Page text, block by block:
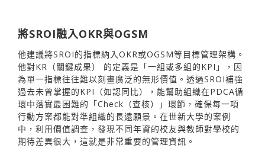
將SROI融入OKR與OGSM
他建議將SROI的指標納入OKR或OGSM等目標管理架構。
他對KR（關鍵成果） 的定義是「一組或多組的KPI」，因
為單一指標往往難以刻畫廣泛的無形價值。透過SROI補強
過去未曾掌握的KPI（如認同比），能幫助組織在PDCA循
環中落實最困難的「Check（查核）」環節，確保每一項
行動方案都能對準組織的長遠願景。在世新大學的案例
中，利用價值調查，發現不同年資的校友與教師對學校的
期待差異很大，這就是非常重要的管理資訊。